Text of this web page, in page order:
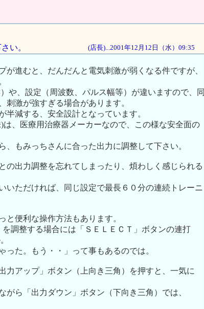
い。 (店長)...2001年12月12日（水）09:35
進むと、だんだんと電気刺激が弱くなる件ですが、
や、設定（周波数、パルス幅等）が違いますので、同
刺激が強すぎる場合があります。
減する、安全設計となっています。
、医療用治療器メーカーなので、この様な安全面の
もみっちさんに合った出力に調整して下さい。
の出力調整を忘れてしまったり、煩わしく感じられる
いただければ、同じ設定で最長６０分の連続トレーニ
と便利な操作方法もあります。
を調整する場合には「ＳＥＬＥＣＴ」ボタンの連打
た。もう・・」って事もあるのでは。
力アップ」ボタン（上向き三角）を押すと、一気に
がら「出力ダウン」ボタン（下向き三角）では、